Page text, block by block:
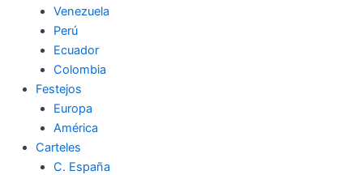
k
Venezuela
Perú
Ecuador
Colombia
Festejos
Europa
América
Carteles
C. España